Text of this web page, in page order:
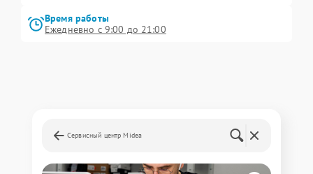
Время работы
Ежедневно с 9:00 до 21:00
Сервисный центр Midea